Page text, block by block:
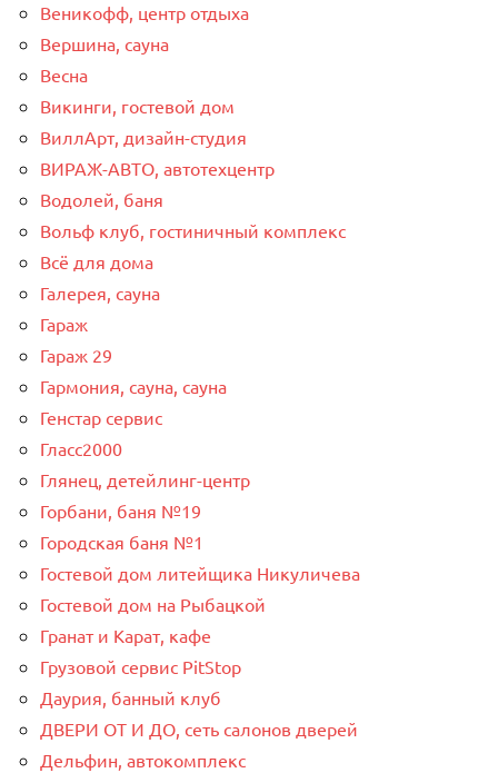
Веникофф, центр отдыха
Вершина, сауна
Весна
Викинги, гостевой дом
ВиллАрт, дизайн-студия
ВИРАЖ-АВТО, автотехцентр
Водолей, баня
Вольф клуб, гостиничный комплекс
Всё для дома
Галерея, сауна
Гараж
Гараж 29
Гармония, сауна, сауна
Генстар сервис
Гласс2000
Глянец, детейлинг-центр
Горбани, баня №19
Городская баня №1
Гостевой дом литейщика Никуличева
Гостевой дом на Рыбацкой
Гранат и Карат, кафе
Грузовой сервис PitStop
Даурия, банный клуб
ДВЕРИ ОТ И ДО, сеть салонов дверей
Дельфин, автокомплекс